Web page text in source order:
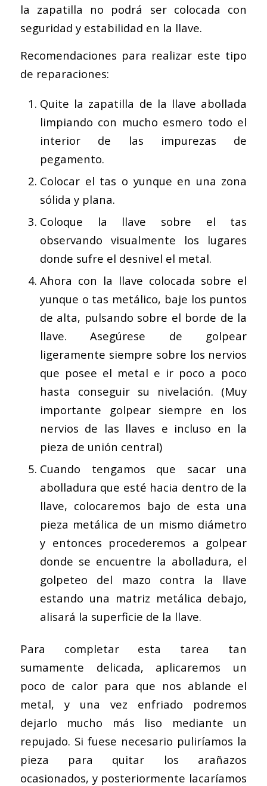
la zapatilla no podrá ser colocada con
seguridad y estabilidad en la llave.
Recomendaciones para realizar este tipo
de reparaciones:
Quite la zapatilla de la llave abollada
limpiando con mucho esmero todo el
interior de las impurezas de
pegamento.
Colocar el tas o yunque en una zona
sólida y plana.
Coloque la llave sobre el tas
observando visualmente los lugares
donde sufre el desnivel el metal.
Ahora con la llave colocada sobre el
yunque o tas metálico, baje los puntos
de alta, pulsando sobre el borde de la
llave. Asegúrese de golpear
ligeramente siempre sobre los nervios
que posee el metal e ir poco a poco
hasta conseguir su nivelación. (Muy
importante golpear siempre en los
nervios de las llaves e incluso en la
pieza de unión central)
Cuando tengamos que sacar una
abolladura que esté hacia dentro de la
llave, colocaremos bajo de esta una
pieza metálica de un mismo diámetro
y entonces procederemos a golpear
donde se encuentre la abolladura, el
golpeteo del mazo contra la llave
estando una matriz metálica debajo,
alisará la superficie de la llave.
Para completar esta tarea tan
sumamente delicada, aplicaremos un
poco de calor para que nos ablande el
metal, y una vez enfriado podremos
dejarlo mucho más liso mediante un
repujado. Si fuese necesario puliríamos la
pieza para quitar los arañazos
ocasionados, y posteriormente lacaríamos